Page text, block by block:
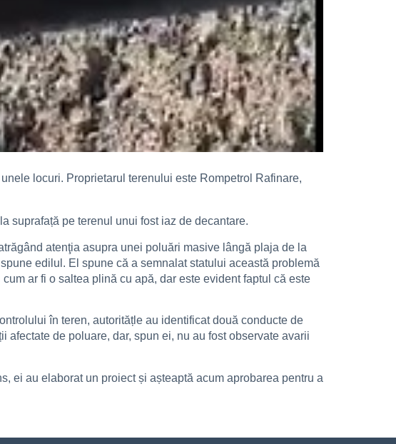
locuri. Proprietarul terenului este Rompetrol Rafinare,
suprafață pe terenul unui fost iaz de decantare.
atenţia asupra unei poluări masive lângă plaja de la
edilul. El spune că a semnalat statului această problemă
ar fi o saltea plină cu apă, dar este evident faptul că este
în teren, autoritățle au identificat două conducte de
de poluare, dar, spun ei, nu au fost observate avarii
ei au elaborat un proiect și așteaptă acum aprobarea pentru a